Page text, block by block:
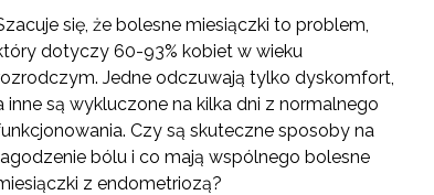
się, że bolesne miesiączki to problem,
dotyczy 60-93% kobiet w wieku
Jedne odczuwają tylko dyskomfort,
inne są wykluczone na kilka dni z normalnego
Czy są skuteczne sposoby na
bólu i co mają wspólnego bolesne
z endometriozą?